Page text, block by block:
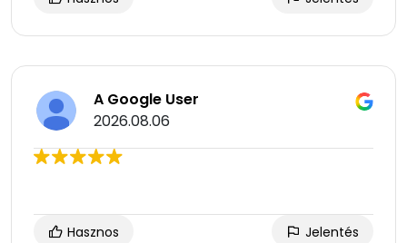
A Google User
2026.08.06
Hasznos Jelentés